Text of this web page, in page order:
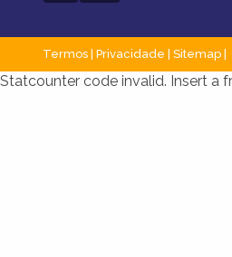
Termos Privacidade Sitemap
Statcounter code invalid. Insert a